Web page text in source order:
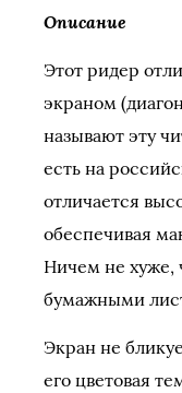
Описание
Этот ридер
экраном
называют эту
есть на
отличается
обеспечивая
Ничем не хуже,
бумажными
Экран не
его цветовая